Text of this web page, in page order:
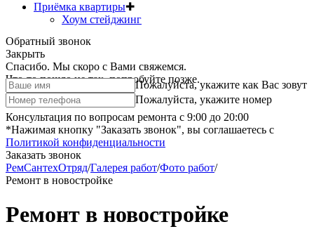
Приёмка квартиры✚
Хоум стейджинг
Обратный звонок
Закрыть
Спасибо. Мы скоро с Вами свяжемся.
Что-то пошло не так, попробуйте позже.Пожалуйста, укажите как Вас зовут
Пожалуйста, укажите номер
Консультация по вопросам ремонта с 9:00 до 20:00
*Нажимая кнопку "Заказать звонок", вы соглашаетесь с
Политикой конфиденциальности
Заказать звонок
РемСантехОтряд/Галерея работ/Фото работ/
Ремонт в новостройке
Ремонт в новостройке